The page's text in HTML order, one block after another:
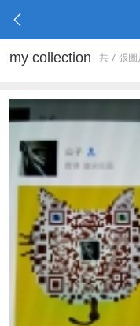
my collection 共 7 張圖